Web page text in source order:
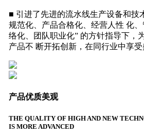
■ 引进了先进的流水线生产设备和技
规范化、产品合格化、经营人性 化
络化、团队职业化” 的方针指导下，
产品不 断开拓创新，在同行业中享受
产品优质美观
THE QUALITY OF HIGH AND NEW
IS MORE ADVANCED